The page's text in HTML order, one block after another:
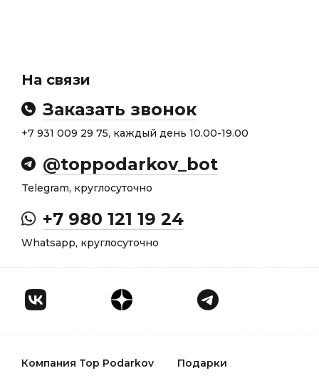
На связи
Заказать звонок
+7 931 009 29 75, каждый день 10.00-19.00
@toppodarkov_bot
Telegram, круглосуточно
+7 980 121 19 24
Whatsapp, круглосуточно
Компания Top Podarkov Подарки